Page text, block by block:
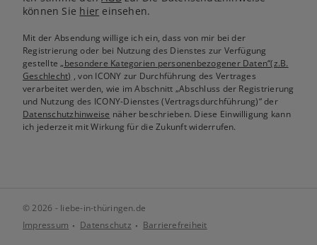
können Sie hier einsehen.
Mit der Absendung willige ich ein, dass von mir bei der
Registrierung oder bei Nutzung des Dienstes zur Verfügung
gestellte„besondere Kategorien personenbezogener Daten“(z.B.
Geschlecht) , von ICONY zur Durchführung des Vertrages
verarbeitet werden, wie im Abschnitt „Abschluss der Registrierung
und Nutzung des ICONY-Dienstes (Vertragsdurchführung)“ der
Datenschutzhinweise näher beschrieben. Diese Einwilligung kann
ich jederzeit mit Wirkung für die Zukunft widerrufen.
© 2026 - liebe-in-thüringen.de
Impressum
Datenschutz Barrierefreiheit